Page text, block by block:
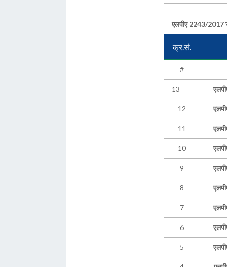
एलपीए 2243/2017
क्र.सं.
#
13
12
11
10
9
8
7
6
5